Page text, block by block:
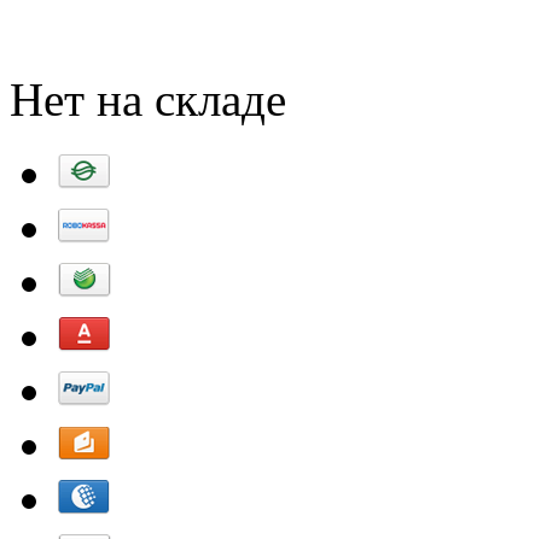
Нет на складе